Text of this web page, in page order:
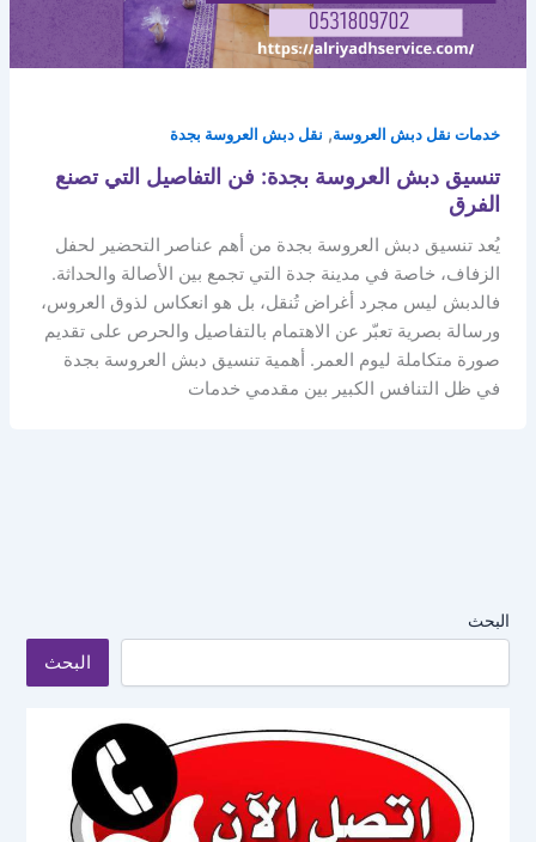
خدمات نقل دبش العروسة, نقل دبش العروسة بجدة
تنسيق دبش العروسة بجدة: فن التفاصيل التي تصنع
الفرق
يُعد تنسيق دبش العروسة بجدة من أهم عناصر التحضير لحفل
الزفاف، خاصة في مدينة جدة التي تجمع بين الأصالة والحداثة.
فالدبش ليس مجرد أغراض تُنقل، بل هو انعكاس لذوق العروس،
ورسالة بصرية تعبّر عن الاهتمام بالتفاصيل والحرص على تقديم
صورة متكاملة ليوم العمر. أهمية تنسيق دبش العروسة بجدة
في ظل التنافس الكبير بين مقدمي خدمات
البحث
البحث